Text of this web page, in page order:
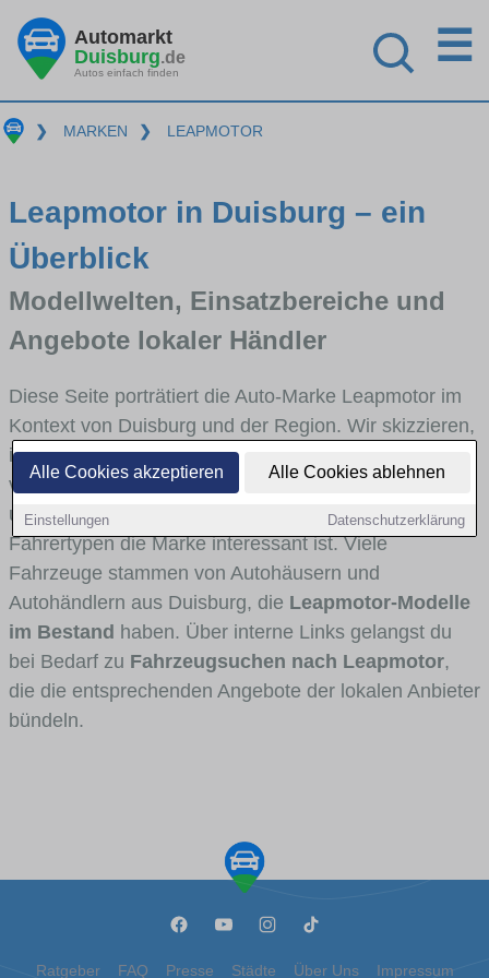
Alle Cookies akzeptieren Alle Cookies ablehnen
Einstellungen Datenschutzerklärung
Automarkt
Duisburg.de
Autos einfach finden
☰
❯ MARKEN ❯ LEAPMOTOR
Leapmotor in Duisburg – ein
Überblick
Modellwelten, Einsatzbereiche und
Angebote lokaler Händler
Diese Seite porträtiert die Auto-Marke Leapmotor im
Kontext von Duisburg und der Region. Wir skizzieren,
in welchen Fahrzeugklassen Leapmotor stark
vertreten ist, welche Modellreihen häufig im Stadt-
und Umlandverkehr zu sehen sind und für welche
Fahrertypen die Marke interessant ist. Viele
Fahrzeuge stammen von Autohäusern und
Autohändlern aus Duisburg, die Leapmotor-Modelle
im Bestand haben. Über interne Links gelangst du
bei Bedarf zu Fahrzeugsuchen nach Leapmotor,
die die entsprechenden Angebote der lokalen Anbieter
bündeln.
Ratgeber FAQ Presse Städte Über Uns Impressum